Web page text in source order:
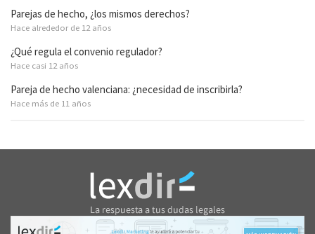
Parejas de hecho, ¿los mismos derechos?
Hace alrededor de 12 años
¿Qué regula el convenio regulador?
Hace casi 12 años
Pareja de hecho valenciana: ¿necesidad de inscribirla?
Hace más de 11 años